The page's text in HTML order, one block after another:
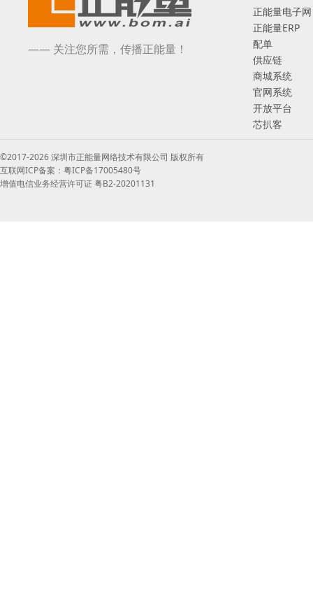
—— 关注您所需，传播正能量！
正能量电子网
正能量ERP
配单
供应链
商城系统
官网系统
开放平台
芯扒客
©2017-2026 深圳市正能量网络技术有限公司 版权所有
互联网ICP备案：粤ICP备17005480号
增值电信业务经营许可证 粤B2-20201131